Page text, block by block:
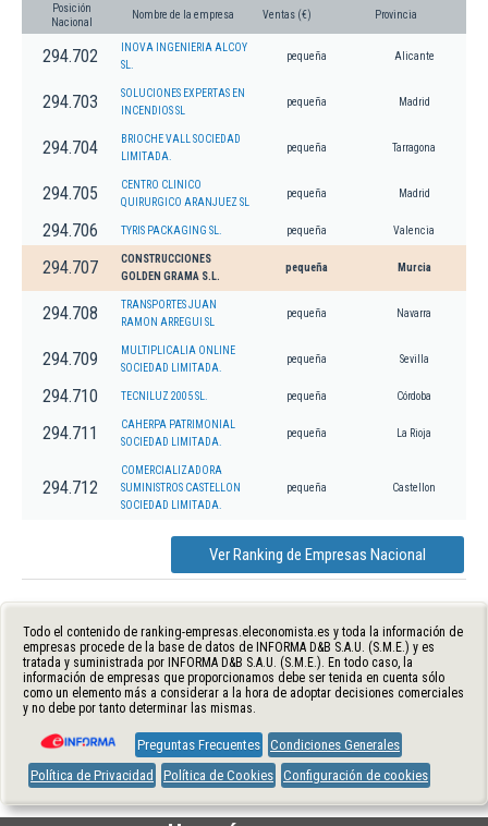
Posición
Nacional
Nombre de la empresa Ventas (€) Provincia
294.702
INOVA INGENIERIA ALCOY
SL.
pequeña Alicante
294.703
SOLUCIONES EXPERTAS EN
INCENDIOS SL
pequeña Madrid
294.704
BRIOCHE VALL SOCIEDAD
LIMITADA.
pequeña Tarragona
294.705
CENTRO CLINICO
QUIRURGICO ARANJUEZ SL
pequeña Madrid
294.706 TYRIS PACKAGING SL. pequeña Valencia
294.707
CONSTRUCCIONES
GOLDEN GRAMA S.L.
pequeña Murcia
294.708
TRANSPORTES JUAN
RAMON ARREGUI SL
pequeña Navarra
294.709
MULTIPLICALIA ONLINE
SOCIEDAD LIMITADA.
pequeña Sevilla
294.710 TECNILUZ 2005 SL. pequeña Córdoba
294.711
CAHERPA PATRIMONIAL
SOCIEDAD LIMITADA.
pequeña La Rioja
294.712
COMERCIALIZADORA
SUMINISTROS CASTELLON
SOCIEDAD LIMITADA.
pequeña Castellon
Ver Ranking de Empresas Nacional
Todo el contenido de ranking-empresas.eleconomista.es y toda la información de
empresas procede de la base de datos de INFORMA D&B S.A.U. (S.M.E.) y es
tratada y suministrada por INFORMA D&B S.A.U. (S.M.E.). En todo caso, la
información de empresas que proporcionamos debe ser tenida en cuenta sólo
como un elemento más a considerar a la hora de adoptar decisiones comerciales
y no debe por tanto determinar las mismas.
Preguntas Frecuentes Condiciones Generales
Política de Privacidad
Política de Cookies Configuración de cookies